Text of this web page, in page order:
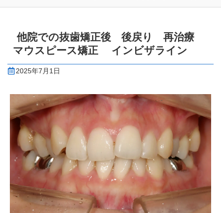
他院での抜歯矯正後 後戻り 再治療
マウスピース矯正 インビザライン
2025年7月1日